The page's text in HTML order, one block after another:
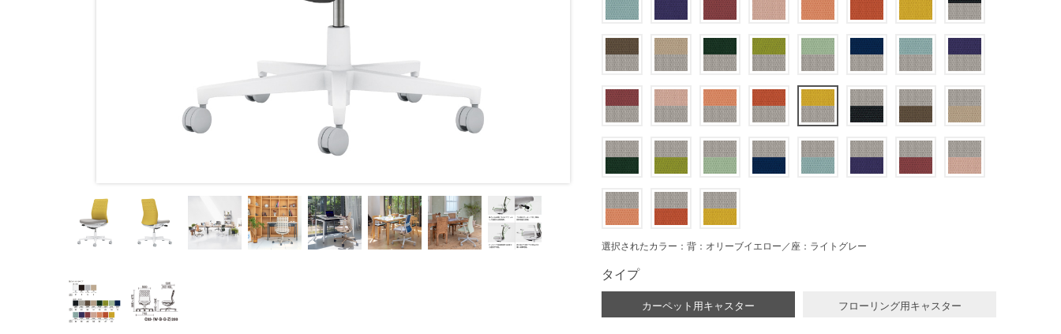
選択されたカラー：背：オリーブイエロー／座：ライトグレー
タイプ
カーペット用キャスター フローリング用キャスター